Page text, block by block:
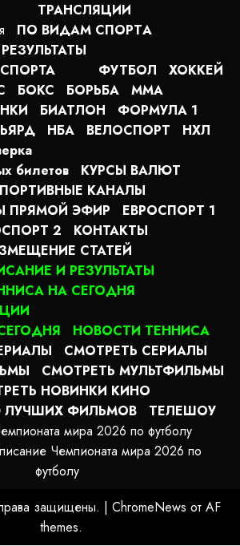
ТРАНСЛЯЦИИ
ПО ВИДАМ СПОРТA
ФУТБОЛ
ХОККЕЙ
БОКС БОРЬБА
MMA
БИАТЛОН
ФОРМУЛА 1
НБА ВЕЛОСПОРТ
НХЛ
билетов
КУРСЫ ВАЛЮТ
КАНАЛЫ
ПРЯМОЙ ЭФИР
ЕВРОСПОРТ 1
2
КОНТАКТЫ
СТАТЕЙ
И РЕЗУЛЬТАТЫ
НА СЕГОДНЯ
НОВОСТИ ТЕННИСА
СМОТРЕТЬ СЕРИАЛЫ
СМОТРЕТЬ МУЛЬТФИЛЬМЫ
НОВИНКИ КИНО
ЛУЧШИХ ФИЛЬМОВ
ТЕЛЕШОУ
мира 2026 по футболу
Чемпионата мира 2026 по
футболу
защищены. | ChromeNews от AF
themes.